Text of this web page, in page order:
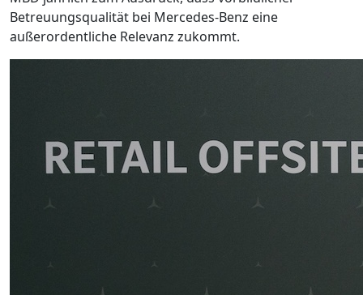
Betreuungsqualität bei Mercedes-Benz eine
außerordentliche Relevanz zukommt.